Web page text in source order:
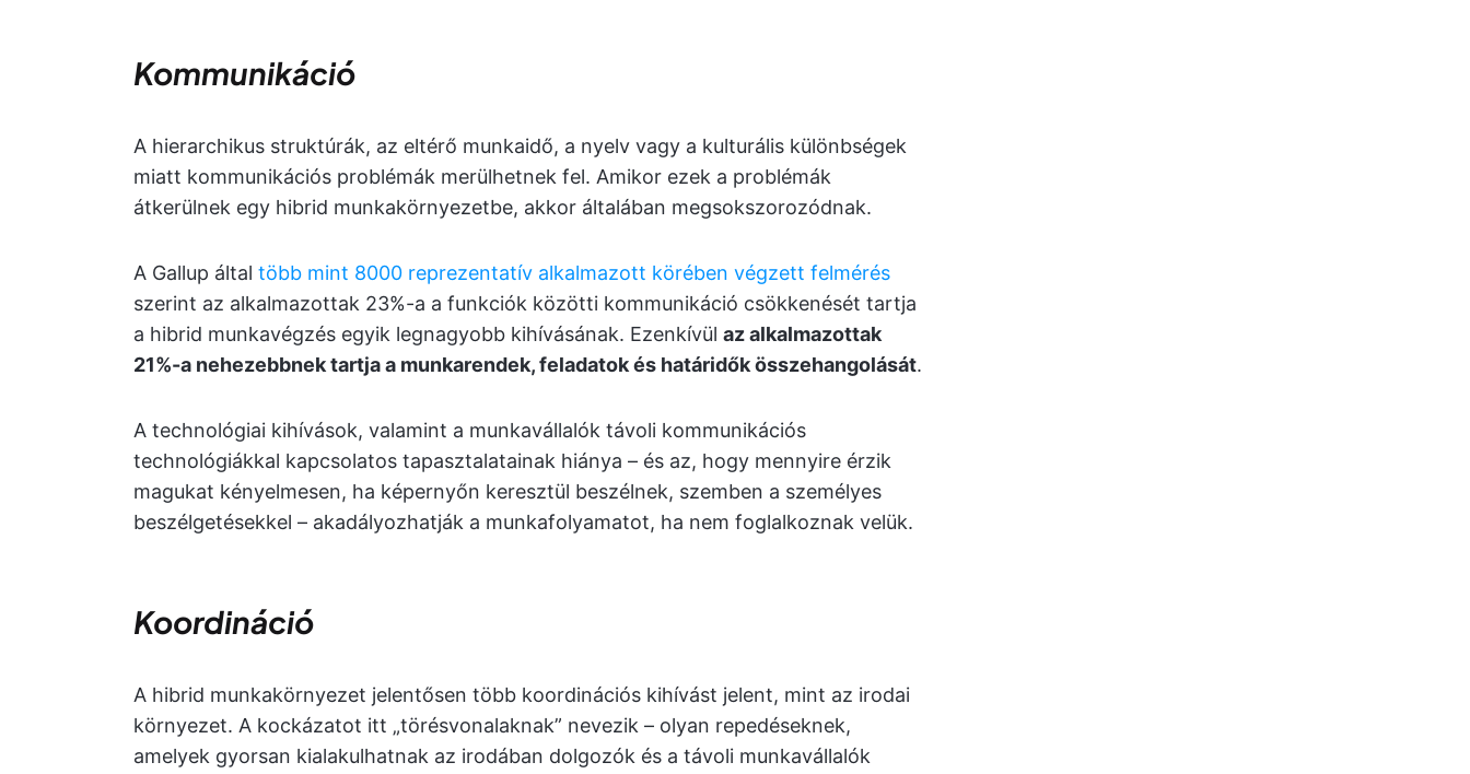
Kommunikáció
A hierarchikus struktúrák, az eltérő munkaidő, a nyelv vagy a kulturális különbségek
miatt kommunikációs problémák merülhetnek fel. Amikor ezek a problémák
átkerülnek egy hibrid munkakörnyezetbe, akkor általában megsokszorozódnak.
A Gallup által több mint 8000 reprezentatív alkalmazott körében végzett felmérés
szerint az alkalmazottak 23%-a a funkciók közötti kommunikáció csökkenését tartja
a hibrid munkavégzés egyik legnagyobb kihívásának. Ezenkívül az alkalmazottak
21%-a nehezebbnek tartja a munkarendek, feladatok és határidők összehangolását.
A technológiai kihívások, valamint a munkavállalók távoli kommunikációs
technológiákkal kapcsolatos tapasztalatainak hiánya – és az, hogy mennyire érzik
magukat kényelmesen, ha képernyőn keresztül beszélnek, szemben a személyes
beszélgetésekkel – akadályozhatják a munkafolyamatot, ha nem foglalkoznak velük.
Koordináció
A hibrid munkakörnyezet jelentősen több koordinációs kihívást jelent, mint az irodai
környezet. A kockázatot itt „törésvonalaknak” nevezik – olyan repedéseknek,
amelyek gyorsan kialakulhatnak az irodában dolgozók és a távoli munkavállalók